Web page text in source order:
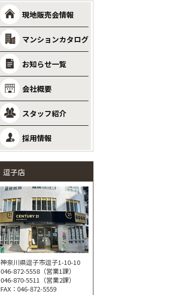
現地販売会情報
マンションカタログ
お知らせ一覧
会社概要
スタッフ紹介
採用情報
逗子店
神奈川県逗子市逗子1-10-10
046-872-5558（営業1課）
046-870-5511（営業2課）
FAX：046-872-5559